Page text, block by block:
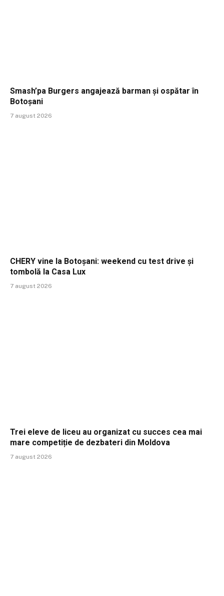
Smash’pa Burgers angajează barman și ospătar în
Botoșani
7 august 2026
CHERY vine la Botoșani: weekend cu test drive și
tombolă la Casa Lux
7 august 2026
Trei eleve de liceu au organizat cu succes cea mai
mare competiție de dezbateri din Moldova
7 august 2026